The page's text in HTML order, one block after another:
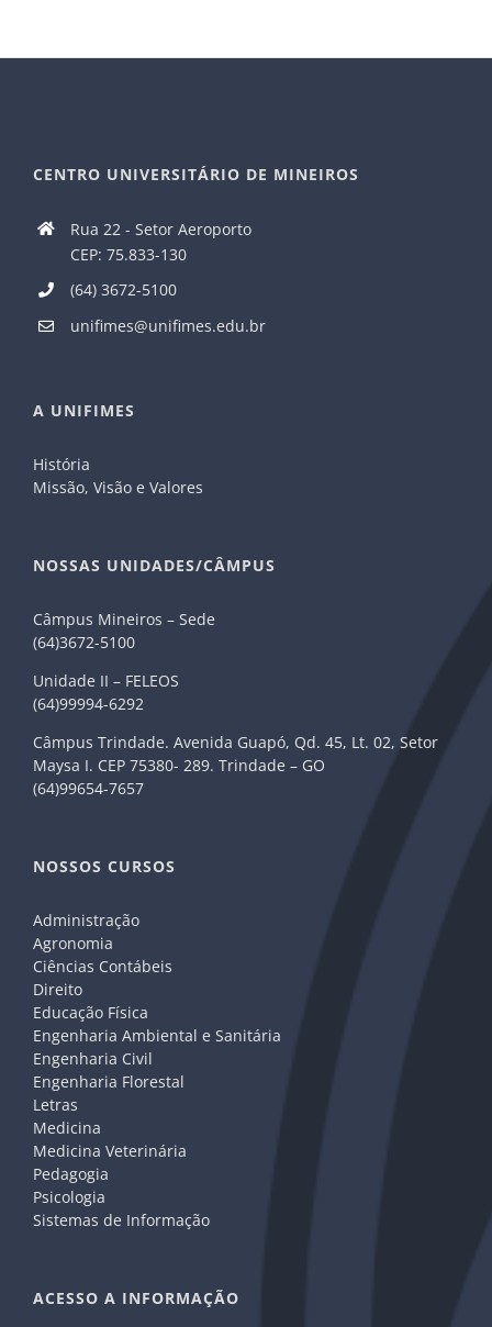
CENTRO UNIVERSITÁRIO DE MINEIROS
Rua 22 - Setor Aeroporto
CEP: 75.833-130
(64) 3672-5100
unifimes@unifimes.edu.br
A UNIFIMES
História
Missão, Visão e Valores
NOSSAS UNIDADES/CÂMPUS
Câmpus Mineiros – Sede
(64)3672-5100
Unidade II – FELEOS
(64)99994-6292
Câmpus Trindade. Avenida Guapó, Qd. 45, Lt. 02, Setor
Maysa I. CEP 75380- 289. Trindade – GO
(64)99654-7657
NOSSOS CURSOS
Administração
Agronomia
Ciências Contábeis
Direito
Educação Física
Engenharia Ambiental e Sanitária
Engenharia Civil
Engenharia Florestal
Letras
Medicina
Medicina Veterinária
Pedagogia
Psicologia
Sistemas de Informação
ACESSO A INFORMAÇÃO